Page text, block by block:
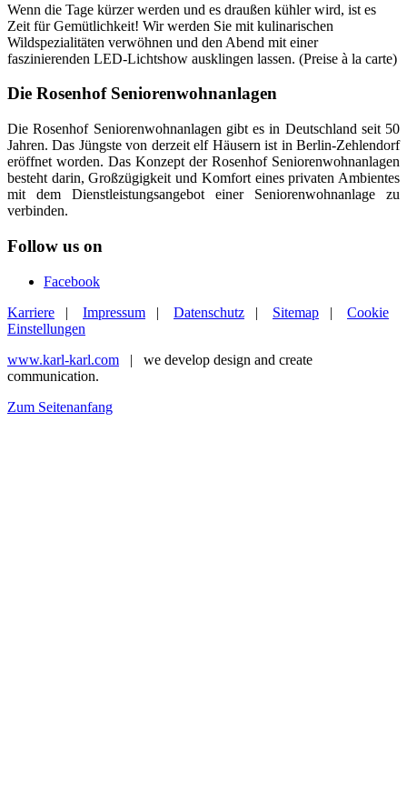
Wenn die Tage kürzer werden und es draußen kühler wird, ist es
Zeit für Gemütlichkeit! Wir werden Sie mit kulinarischen
Wildspezialitäten verwöhnen und den Abend mit einer
faszinierenden LED-Lichtshow ausklingen lassen. (Preise à la carte)
Die Rosenhof Seniorenwohnanlagen
Die Rosenhof Seniorenwohnanlagen gibt es in Deutschland seit 50
Jahren. Das Jüngste von derzeit elf Häusern ist in Berlin-Zehlendorf
eröffnet worden. Das Konzept der Rosenhof Seniorenwohnanlagen
besteht darin, Großzügigkeit und Komfort eines privaten Ambientes
mit dem Dienstleistungsangebot einer Seniorenwohnanlage zu
verbinden.
Follow us on
Facebook
Karriere | Impressum | Datenschutz | Sitemap | Cookie
Einstellungen
www.karl-karl.com | we develop design and create
communication.
Zum Seitenanfang